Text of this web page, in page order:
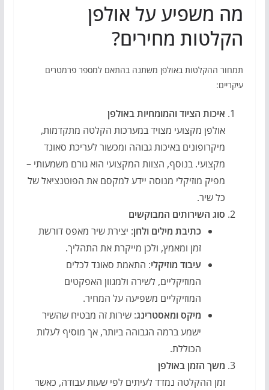
מה משפיע על אולפן
הקלטות מחירים?
תמחור ההקלטות באולפן משתנה בהתאם למספר פרמטרים
עיקריים:
איכות הציוד והמומחיות באולפן
אולפן מקצועי מצויד במערכות הקלטה מתקדמות,
מיקרופונים באיכות גבוהה ומכשור לעריכת סאונד
מקצועי. בנוסף, הצוות המקצועי הוא גורם משמעותי –
מפיק מוזיקלי מנוסה יידע למקסם את הפוטנציאל של
כל שיר.
סוג השירותים המבוקשים
כתיבת מילים ולחן: יצירת שיר מאפס דורשת
זמן ומאמץ, ולכן מייקרת את התהליך.
עיבוד מוזיקלי: התאמת סאונד לכלים
המוזיקליים, לשירה ולמגוון האפקטים
המוזיקליים משפיעה על המחיר.
מיקס ומאסטרינג: שירות זה מבטיח שהשיר
ישמע ברמה הגבוהה ביותר, אך מוסיף לעלות
הכוללת.
משך הזמן באולפן
זמן ההקלטה נמדד לעיתים לפי שעות עבודה, כאשר